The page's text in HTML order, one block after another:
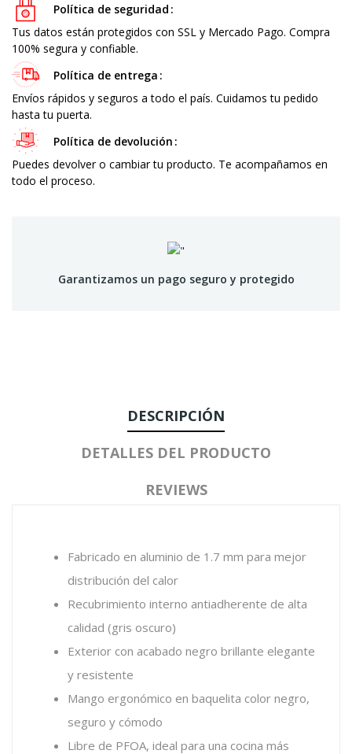
Política de seguridad
Tus datos están protegidos con SSL y Mercado Pago. Compra
100% segura y confiable.
Política de entrega
Envíos rápidos y seguros a todo el país. Cuidamos tu pedido
hasta tu puerta.
Política de devolución
Puedes devolver o cambiar tu producto. Te acompañamos en
todo el proceso.
Garantizamos un pago seguro y protegido
DESCRIPCIÓN
DETALLES DEL PRODUCTO
REVIEWS
Fabricado en aluminio de 1.7 mm para mejor
distribución del calor
Recubrimiento interno antiadherente de alta
calidad (gris oscuro)
Exterior con acabado negro brillante elegante
y resistente
Mango ergonómico en baquelita color negro,
seguro y cómodo
Libre de PFOA, ideal para una cocina más